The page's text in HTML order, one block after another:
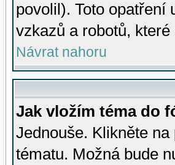
povolil). Toto opatření
vzkazů a robotů,
Návrat nahoru
Jak vložím téma do
Jednouše. Klikněte
tématu. Možná bude